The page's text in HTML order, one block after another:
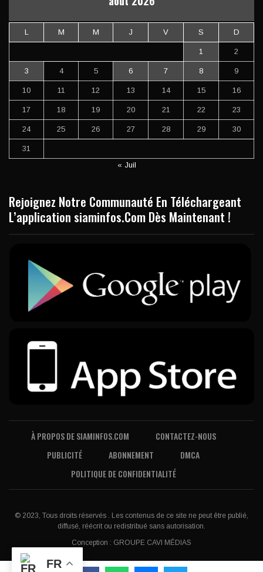
L M M J V S D
1 2
3 4 5 6 7 8 9
10 11 12 13 14 15 16
17 18 19 20 21 22 23
24 25 26 27 28 29 30
31
« Juil
Rejoignez Notre Communauté En Téléchargeant
L’application siaminfos.Com Dès Maintenant !
À PROPOS DE SIAMINFOS.COM
CONTACTEZ-NOUS
PUBLICITÉ
ABONNEMENT
DMCA
POLITIQUE DE CONFIDENTIALITÉ
© 2023, Tous droits réservés . Les contenus de ce site ne peut être publié,
diffusé, réécrit ou redistribué sans autorisation.
Conception : GROUPE CAVI MÉDIAS
FR